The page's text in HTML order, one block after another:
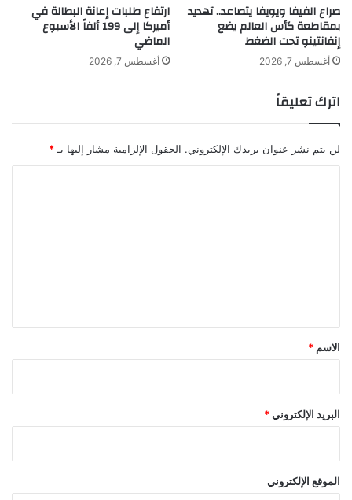
ا
د
ن
ت
ج
ا
م
ل
أ
س
صراع الفيفا ويويفا يتصاعد.. تهديد
بمقاطعة كأس العالم يضع
إنفانتينو تحت الضغط
أغسطس 7, 2026
ارتفاع طلبات إعانة البطالة في
أميركا إلى 199 ألفاً الأسبوع
الماضي
أغسطس 7, 2026
اترك تعليقاً
لن يتم نشر عنوان بريدك الإلكتروني. الحقول الإلزامية مشار إليها بـ *
*
الاسم *
البريد الإلكتروني*
الموقع الإلكتروني